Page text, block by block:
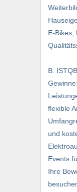
E-Bikes,
B.
flexible
und
Events
Ihre